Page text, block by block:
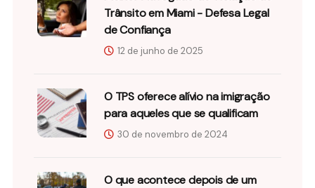
Trânsito em Miami - Defesa Legal
de Confiança
12 de junho de 2025
O TPS oferece alívio na imigração
para aqueles que se qualificam
30 de novembro de 2024
O que acontece depois de um